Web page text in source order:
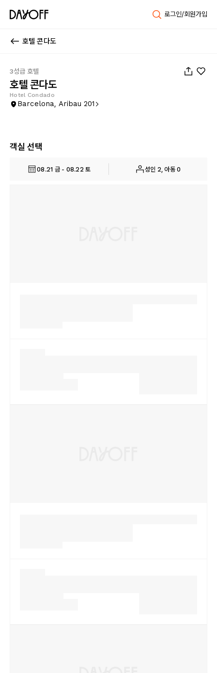
로그인/회원가입
호텔 콘다도
3성급 호텔
호텔 콘다도
Hotel Condado
Barcelona, Aribau 201
객실 선택
08.21 금 - 08.22 토 성인 2, 아동 0